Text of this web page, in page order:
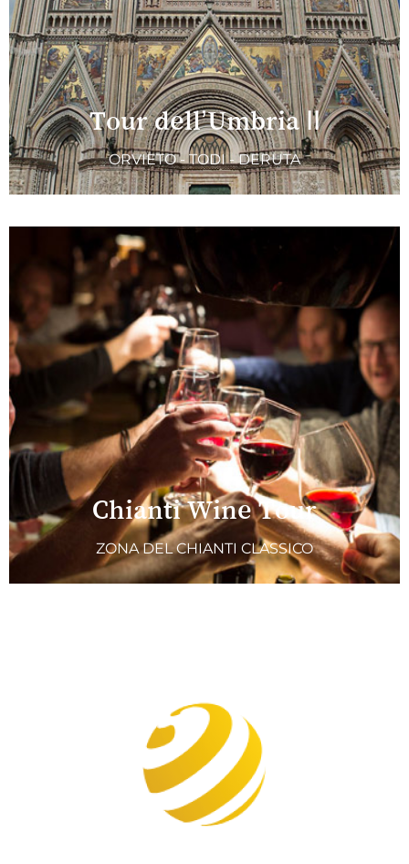
Tour dell’Umbria II
ORVIETO - TODI - DERUTA
Chianti Wine Tour
ZONA DEL CHIANTI CLASSICO